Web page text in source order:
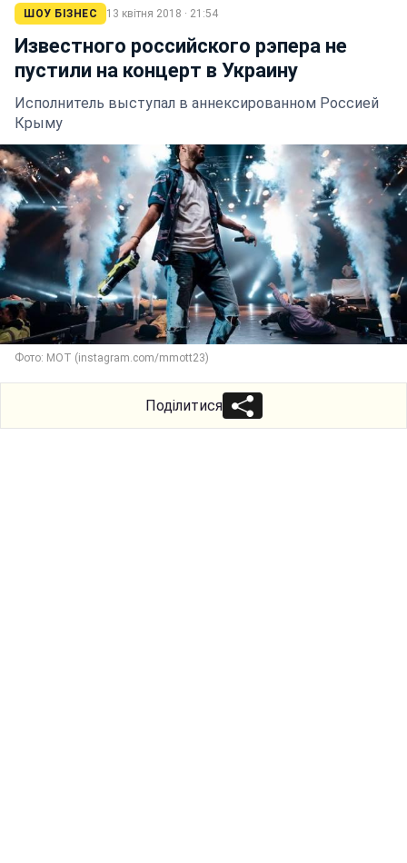
ШОУ БІЗНЕС 13 квітня 2018 · 21:54
Известного российского рэпера не
пустили на концерт в Украину
Исполнитель выступал в аннексированном Россией
Крыму
Фото: МОТ (instagram.com/mmott23)
Поділитися